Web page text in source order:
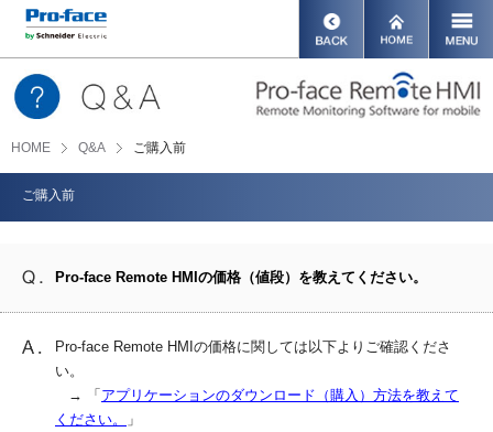
HOME Q&A ご購入前
ご購入前
Pro-face Remote HMIの価格（値段）を教えてください。
Pro-face Remote HMIの価格に関しては以下よりご確認くださ
い。
→ 「 アプリケーションのダウンロード（購入）方法を教えて
ください。
」